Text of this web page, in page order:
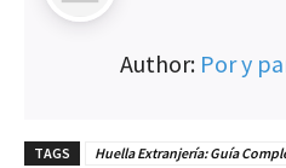
Author: Por y
TAGS Huella Extranjería: Guía